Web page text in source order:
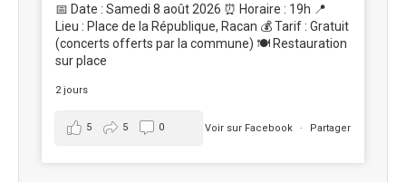
📅 Date : Samedi 8 août 2026 ⏰ Horaire : 19h 📍
Lieu : Place de la République, Racan 💰 Tarif : Gratuit
(concerts offerts par la commune) 🍽️ Restauration
sur place
2 jours
Voir sur Facebook · Partager
5 5 0